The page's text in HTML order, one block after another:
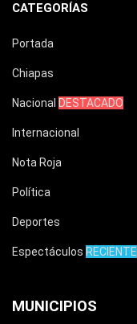
CATEGORÍAS
Portada
Chiapas
Nacional DESTACADO
Internacional
Nota Roja
Política
Deportes
Espectáculos RECIENTE
MUNICIPIOS